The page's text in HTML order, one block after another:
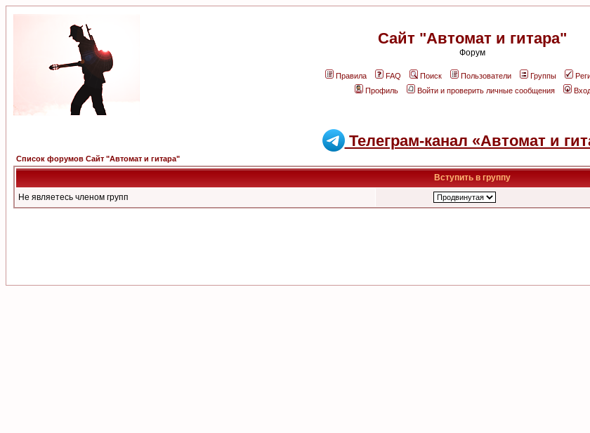
Сайт "Автомат и гитара"
Форум
Правила FAQ Поиск Пользователи Группы
Профиль
Войти и проверить личные сообщения
Телеграм-канал «Автомат и
Список форумов Сайт "Автомат и гитара"
Вступить в группу
Не являетесь членом групп